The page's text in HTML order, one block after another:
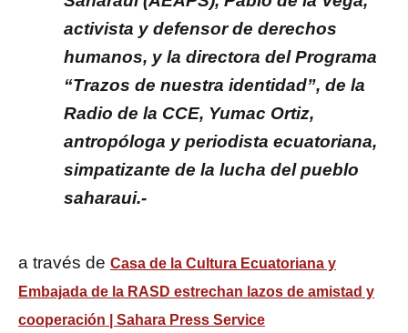
activista y defensor de derechos
humanos, y la directora del Programa
“Trazos de nuestra identidad”, de la
Radio de la CCE, Yumac Ortiz,
antropóloga y periodista ecuatoriana,
simpatizante de la lucha del pueblo
saharaui.-
a través de Casa de la Cultura Ecuatoriana y
Embajada de la RASD estrechan lazos de amistad y
cooperación | Sahara Press Service